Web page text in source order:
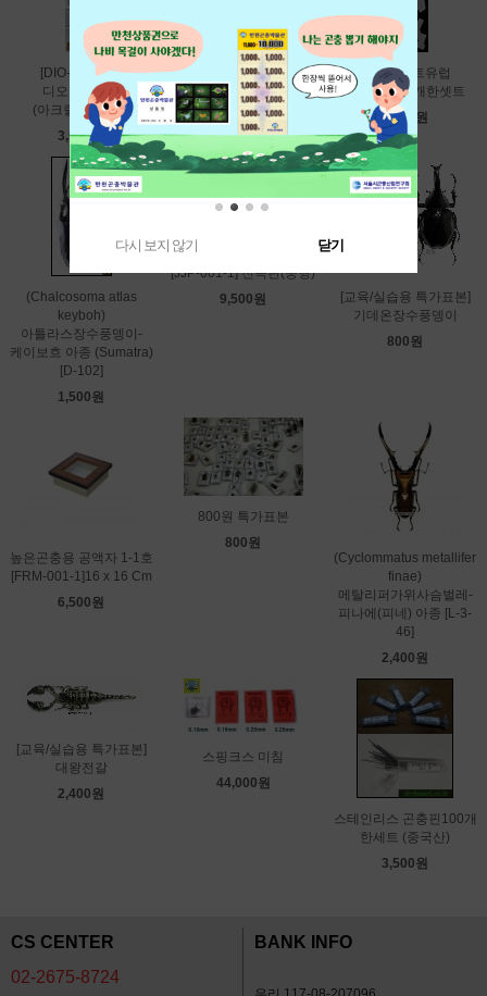
[DIO-002]사각
디오라마상자
(아크릴케이스) 1
3,500원
[PIN-002] 일본산 유두
표본핀 시가(Shiga)
9,500원
종이마운트유럽
곤충대지10개한셋트
1,200원
(Chalcosoma atlas
keyboh)
아틀라스장수풍뎅이-
케이보흐 아종 (Sumatra)
[D-102]
1,500원
[JJP-001-1] 전족판(중형)
9,500원
[교육/실습용 특가표본]
기데온장수풍뎅이
800원
높은곤충용 공액자 1-1호
[FRM-001-1]16 x 16 Cm
6,500원
800원 특가표본
800원
(Cyclommatus metallifer
finae)
메탈리퍼가위사슴벌레-
피나에(피네) 아종 [L-3-
46]
2,400원
[교육/실습용 특가표본]
대왕전갈
2,400원
스핑크스 미침
44,000원
스테인리스 곤충핀100개
한세트 (중국산)
3,500원
CS CENTER
02-2675-8724
BANK INFO
다시 보지 않기 닫기